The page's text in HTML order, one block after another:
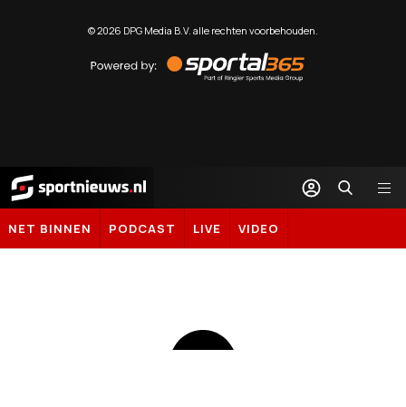
©2026 DPG Media B.V. alle rechten voorbehouden.
by
Sportal365
Sportnieuws.nl
NET BINNEN PODCAST LIVE VIDEO